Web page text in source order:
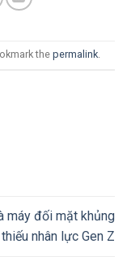
the permalink.
máy đối mặt khủng
nhân lực Gen Z